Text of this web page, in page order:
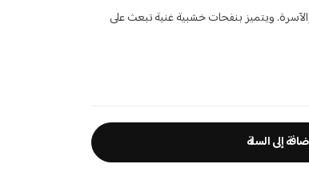
ويتميز بنفحات خشبية غنية تبعث على
إلى السلة